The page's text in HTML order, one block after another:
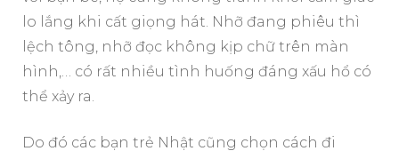
lo lắng khi cất giọng hát. Nhỡ đang phiêu thì
lệch tông, nhỡ đọc không kịp chữ trên màn
hình,… có rất nhiều tình huống đáng xấu hổ có
thể xảy ra.
Do đó các bạn trẻ Nhật cũng chọn cách đi